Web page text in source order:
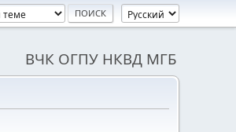
ВЧК ОГПУ НКВД МГБ